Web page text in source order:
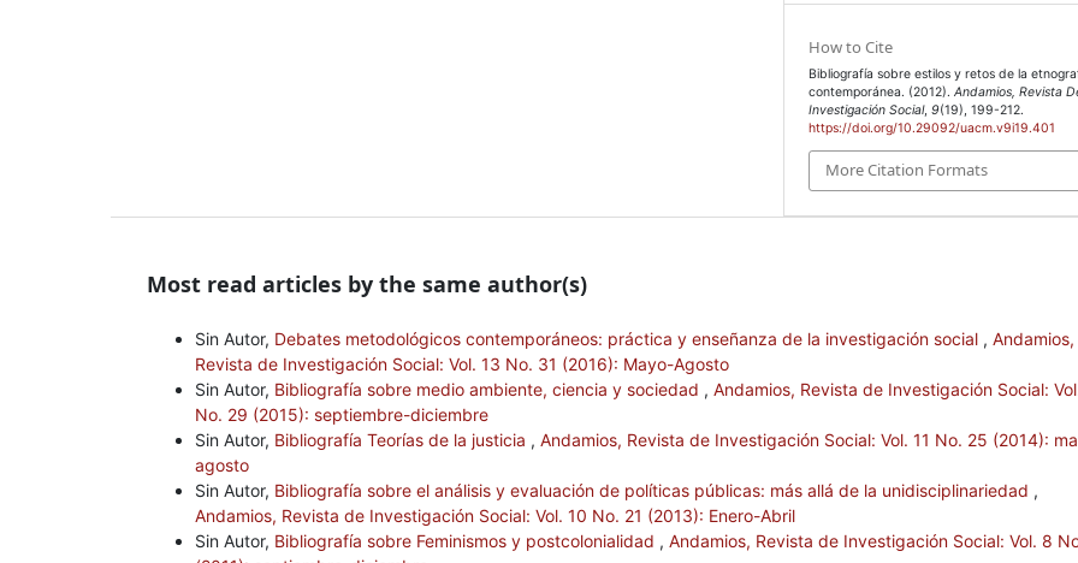
How to Cite
Bibliografía sobre estilos y retos de la
contemporánea. (2012).Andamios, Revista
Investigación Social,9(19), 199-212.
https://doi.org/10.29092/uacm.v9i19.401
More Citation Formats
Most read articles by the same author(s)
Sin Autor, Debates metodológicos contemporáneos: práctica y enseñanza de la investigación social , Andamios,
Revista de Investigación Social: Vol. 13 No. 31 (2016): Mayo-Agosto
Sin Autor, Bibliografía sobre medio ambiente, ciencia y sociedad , Andamios, Revista de Investigación Social:
No. 29 (2015): septiembre-diciembre
Sin Autor, Bibliografía Teorías de la justicia , Andamios, Revista de Investigación Social: Vol. 11 No. 25 (2014):
agosto
Sin Autor, Bibliografía sobre el análisis y evaluación de políticas públicas: más allá de la unidisciplinariedad ,
Andamios, Revista de Investigación Social: Vol. 10 No. 21 (2013): Enero-Abril
Sin Autor, Bibliografía sobre Feminismos y postcolonialidad , Andamios, Revista de Investigación Social: Vol. 8